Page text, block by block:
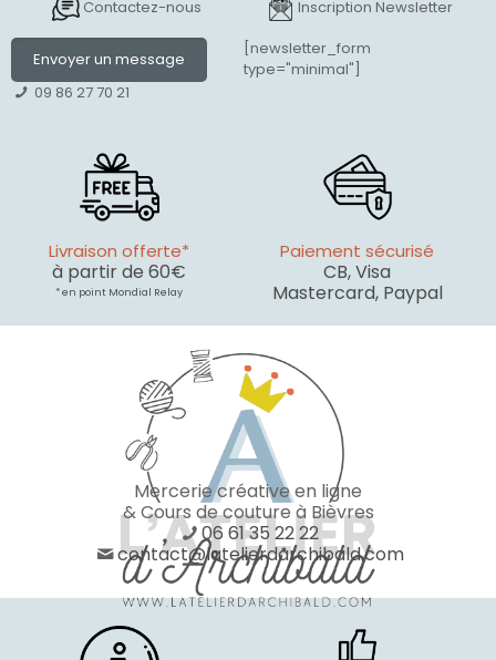
Contactez-nous
Envoyer un message
09 86 27 70 21
Inscription Newsletter
[newsletter_form
type="minimal"]
Livraison offerte*
à partir de 60€
* en point Mondial Relay
Paiement sécurisé
CB, Visa
Mastercard, Paypal
Mercerie créative en ligne
& Cours de couture à Bièvres
06 61 35 22 22
contact@latelierdarchibald.com